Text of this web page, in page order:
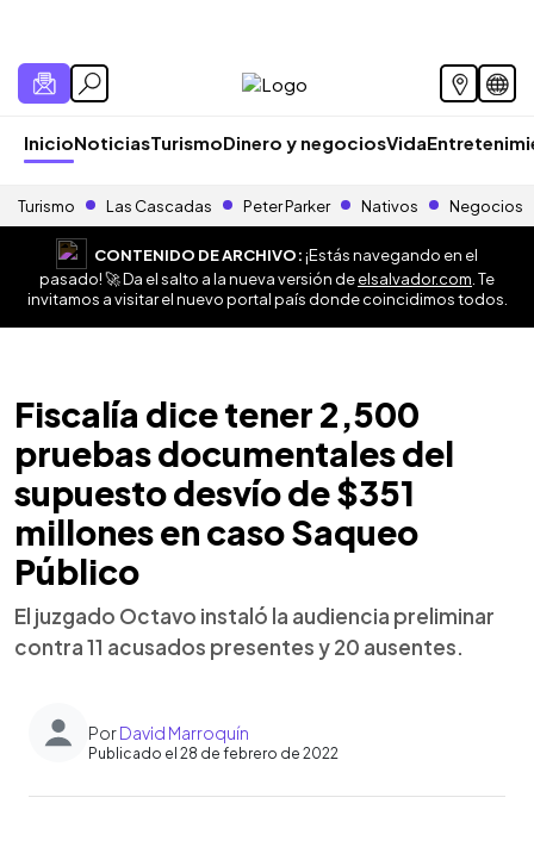
InicioNoticiasTurismoDinero y negociosVida
Turismo Las Cascadas Peter Parker Nativos Negocios
CONTENIDO DE ARCHIVO:¡Estás navegando en el
pasado! 🚀 Da el salto a la nueva versión deelsalvador.com . Te
invitamos a visitar el nuevo portal país donde coincidimos todos.
Fiscalía dice tener 2,500
pruebas documentales del
supuesto desvío de $351
millones en caso Saqueo
Público
El juzgado Octavo instaló la audiencia preliminar
contra 11 acusados presentes y 20 ausentes.
PorDavid Marroquín
Publicado el 28 de febrero de 2022